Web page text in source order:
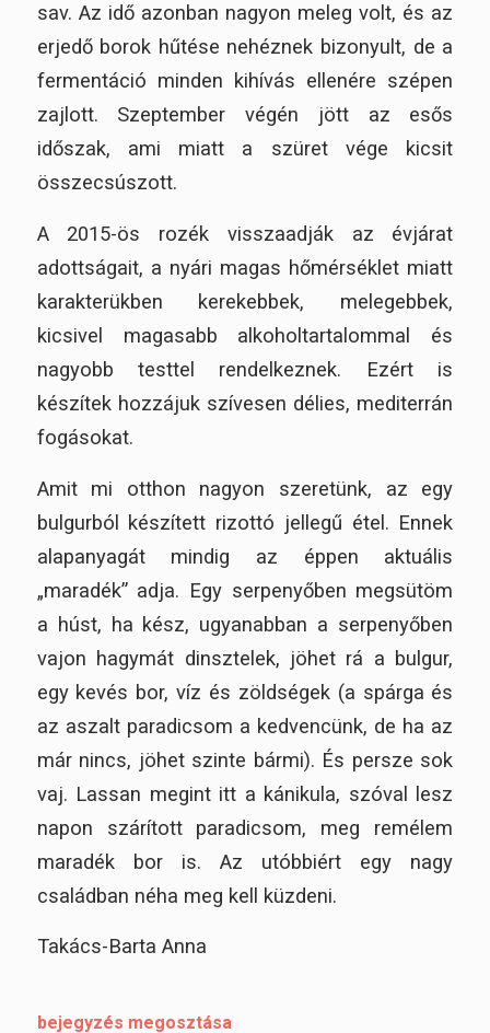
sav. Az idő azonban nagyon meleg volt, és az
erjedő borok hűtése nehéznek bizonyult, de a
fermentáció minden kihívás ellenére szépen
zajlott. Szeptember végén jött az esős
időszak, ami miatt a szüret vége kicsit
összecsúszott.
A 2015-ös rozék visszaadják az évjárat
adottságait, a nyári magas hőmérséklet miatt
karakterükben kerekebbek, melegebbek,
kicsivel magasabb alkoholtartalommal és
nagyobb testtel rendelkeznek. Ezért is
készítek hozzájuk szívesen délies, mediterrán
fogásokat.
Amit mi otthon nagyon szeretünk, az egy
bulgurból készített rizottó jellegű étel. Ennek
alapanyagát mindig az éppen aktuális
„maradék” adja. Egy serpenyőben megsütöm
a húst, ha kész, ugyanabban a serpenyőben
vajon hagymát dinsztelek, jöhet rá a bulgur,
egy kevés bor, víz és zöldségek (a spárga és
az aszalt paradicsom a kedvencünk, de ha az
már nincs, jöhet szinte bármi). És persze sok
vaj. Lassan megint itt a kánikula, szóval lesz
napon szárított paradicsom, meg remélem
maradék bor is. Az utóbbiért egy nagy
családban néha meg kell küzdeni.
Takács-Barta Anna
bejegyzés megosztása